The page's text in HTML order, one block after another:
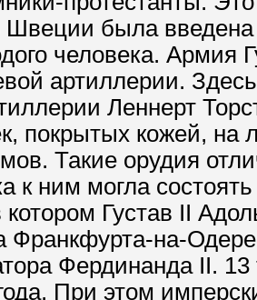
была введена
человека. Армия
артиллерии.
Леннерт
покрытых кожей, на
Такие орудия
к ним могла
Густав II
Франкфурта-на-
Фердинанда II.
При этом